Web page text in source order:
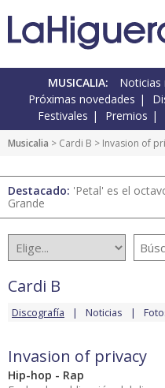
MUSICALIA: Noticias
Próximas novedades
Festivales
Premios
Musicalia > Cardi B > Invasion of
Destacado: 'Petal' es el
Grande
Cardi B
Discografía Noticias
Invasion of privacy
Hip-hop - Rap